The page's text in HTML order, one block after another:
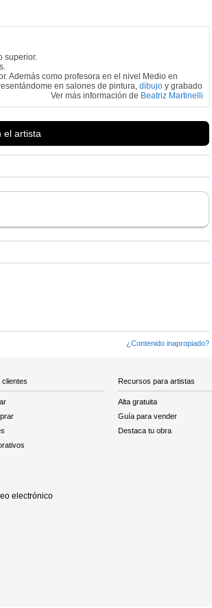
superior.
Además como profesora en el nivel Medio en
en salones de pintura, dibujo y grabado
Ver más información de Beatriz Martinelli
el artista
¿Contenido inapropiado?
Recursos para artistas
Alta gratuita
Guía para vender
Destaca tu obra
electrónico